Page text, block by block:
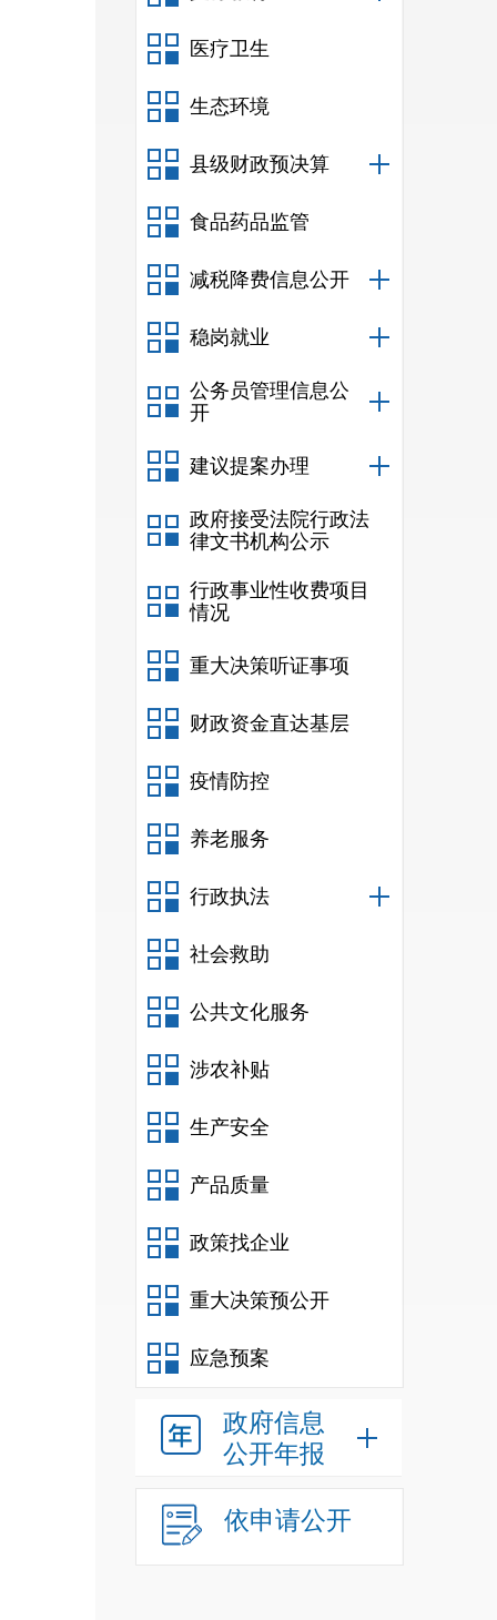
医疗卫生
生态环境
县级财政预决算
食品药品监管
减税降费信息公开
稳岗就业
公务员管理信息公
开
建议提案办理
政府接受法院行政法
律文书机构公示
行政事业性收费项目
情况
重大决策听证事项
财政资金直达基层
疫情防控
养老服务
行政执法
社会救助
公共文化服务
涉农补贴
生产安全
产品质量
政策找企业
重大决策预公开
应急预案
政府信息
公开年报
依申请公开